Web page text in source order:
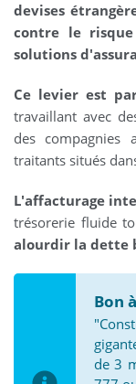
devises
contre le
solutions
Ce levier est
travaillant avec
des compagnies
traitants situés
L'affacturage
trésorerie fluide
alourdir la dette
Bon
de 3